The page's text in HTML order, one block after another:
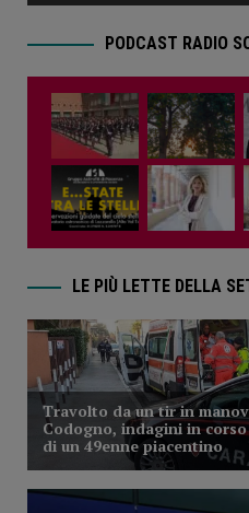
PODCAST RADIO
LE PIÙ LETTE DELLA